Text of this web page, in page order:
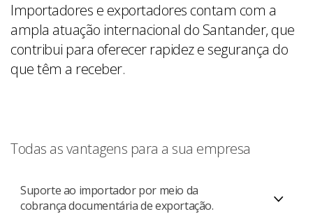
Importadores e exportadores contam com a
ampla atuação internacional do Santander, que
contribui para oferecer rapidez e segurança do
que têm a receber.
Todas as vantagens para a sua empresa
Suporte ao importador por meio da
cobrança documentária de exportação.